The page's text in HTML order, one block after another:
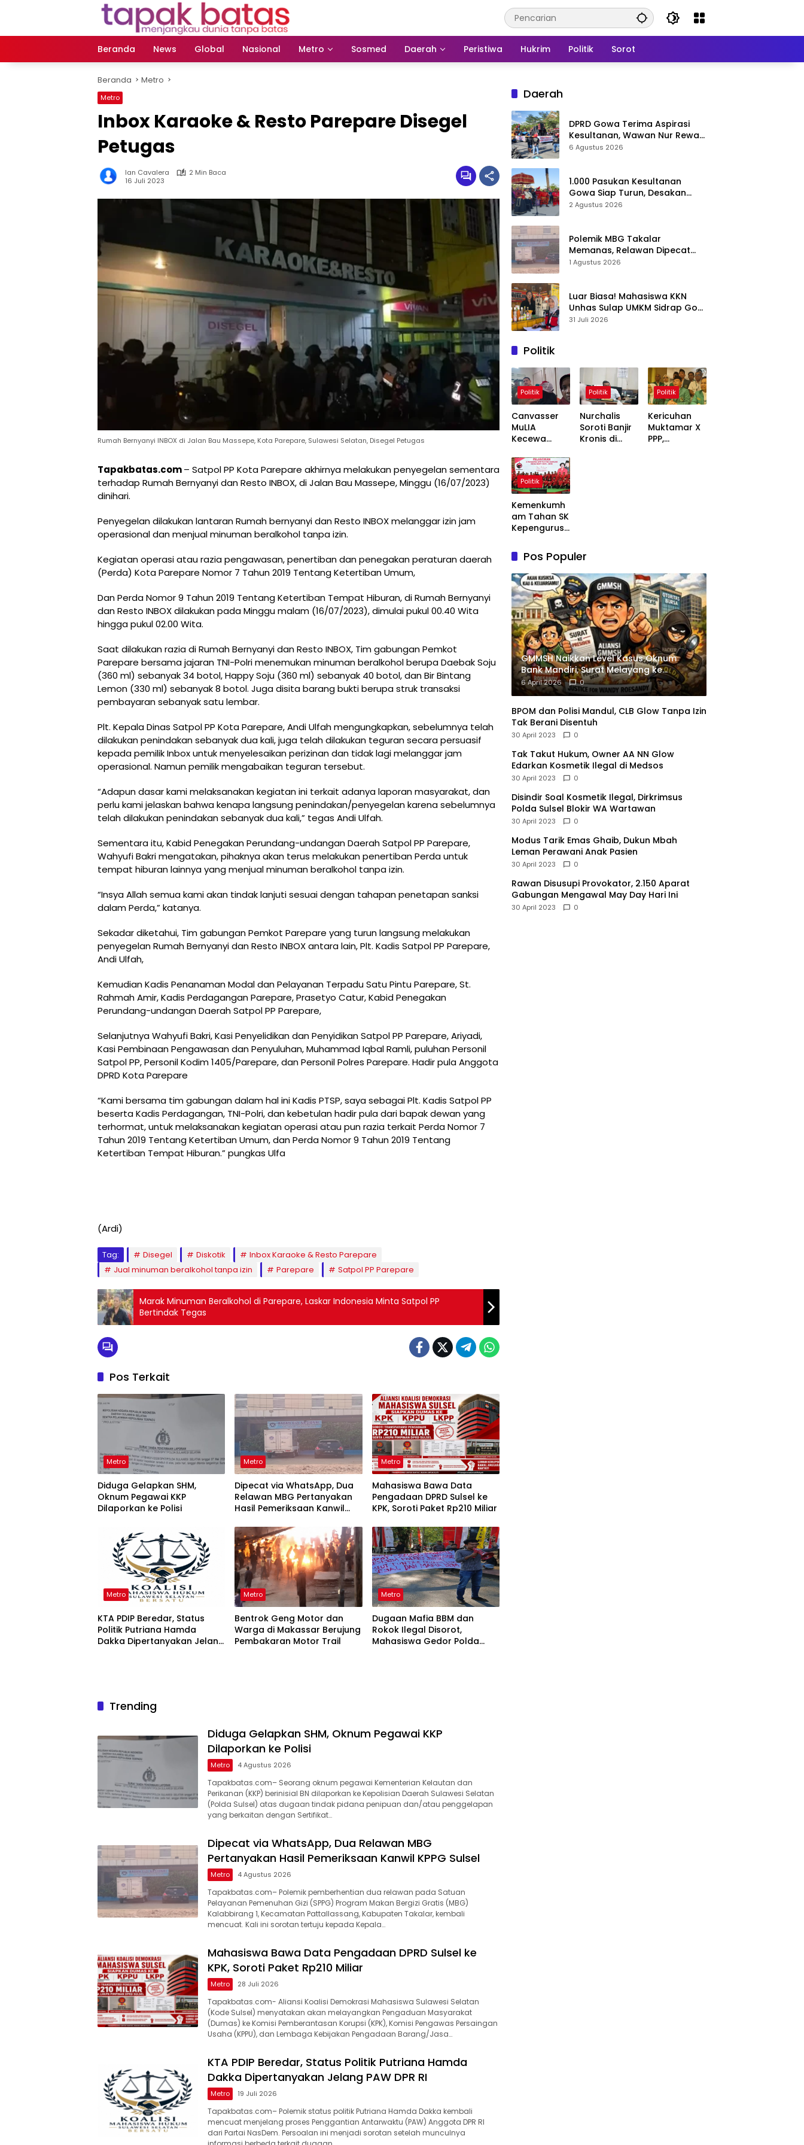
Beranda
News Global Nasional Metro Sosmed Daerah Peristiwa Hukrim Politik Sorot
Beranda Metro
Metro
Inbox Karaoke & Resto Parepare Disegel
Petugas
Ian Cavalera
2 Min Baca
16 Juli 2023
Rumah Bernyanyi INBOX di Jalan Bau Massepe, Kota Parepare, Sulawesi Selatan, Disegel Petugas
Tapakbatas.com– Satpol PP Kota Parepare akhirnya melakukan penyegelan sementara
terhadap Rumah Bernyanyi dan Resto INBOX, di Jalan Bau Massepe, Minggu (16/07/2023)
dinihari.
Penyegelan dilakukan lantaran Rumah bernyanyi dan Resto INBOX melanggar izin jam
operasional dan menjual minuman beralkohol tanpa izin.
Kegiatan operasi atau razia pengawasan, penertiban dan penegakan peraturan daerah
(Perda) Kota Parepare Nomor 7 Tahun 2019 Tentang Ketertiban Umum,
Dan Perda Nomor 9 Tahun 2019 Tentang Ketertiban Tempat Hiburan, di Rumah Bernyanyi
dan Resto INBOX dilakukan pada Minggu malam (16/07/2023), dimulai pukul 00.40 Wita
hingga pukul 02.00 Wita.
Saat dilakukan razia di Rumah Bernyanyi dan Resto INBOX, Tim gabungan Pemkot
Parepare bersama jajaran TNI-Polri menemukan minuman beralkohol berupa Daebak Soju
(360 ml) sebanyak 34 botol, Happy Soju (360 ml) sebanyak 40 botol, dan Bir Bintang
Lemon (330 ml) sebanyak 8 botol. Juga disita barang bukti berupa struk transaksi
pembayaran sebanyak satu lembar.
Plt. Kepala Dinas Satpol PP Kota Parepare, Andi Ulfah mengungkapkan, sebelumnya telah
dilakukan penindakan sebanyak dua kali, juga telah dilakukan teguran secara persuasif
kepada pemilik Inbox untuk menyelesaikan perizinan dan tidak lagi melanggar jam
operasional. Namun pemilik mengabaikan teguran tersebut.
“Adapun dasar kami melaksanakan kegiatan ini terkait adanya laporan masyarakat, dan
perlu kami jelaskan bahwa kenapa langsung penindakan/penyegelan karena sebelumnya
telah dilakukan penindakan sebanyak dua kali,” tegas Andi Ulfah.
Sementara itu, Kabid Penegakan Perundang-undangan Daerah Satpol PP Parepare,
Wahyufi Bakri mengatakan, pihaknya akan terus melakukan penertiban Perda untuk
tempat hiburan lainnya yang menjual minuman beralkohol tanpa izin.
“Insya Allah semua kami akan tindak lanjuti sesuai dengan tahapan penetapan sanksi
dalam Perda,” katanya.
Sekadar diketahui, Tim gabungan Pemkot Parepare yang turun langsung melakukan
penyegelan Rumah Bernyanyi dan Resto INBOX antara lain, Plt. Kadis Satpol PP Parepare,
Andi Ulfah,
Kemudian Kadis Penanaman Modal dan Pelayanan Terpadu Satu Pintu Parepare, St.
Rahmah Amir, Kadis Perdagangan Parepare, Prasetyo Catur, Kabid Penegakan
Perundang-undangan Daerah Satpol PP Parepare,
Selanjutnya Wahyufi Bakri, Kasi Penyelidikan dan Penyidikan Satpol PP Parepare, Ariyadi,
Kasi Pembinaan Pengawasan dan Penyuluhan, Muhammad Iqbal Ramli, puluhan Personil
Satpol PP, Personil Kodim 1405/Parepare, dan Personil Polres Parepare. Hadir pula Anggota
DPRD Kota Parepare
“Kami bersama tim gabungan dalam hal ini Kadis PTSP, saya sebagai Plt. Kadis Satpol PP
beserta Kadis Perdagangan, TNI-Polri, dan kebetulan hadir pula dari bapak dewan yang
terhormat, untuk melaksanakan kegiatan operasi atau pun razia terkait Perda Nomor 7
Tahun 2019 Tentang Ketertiban Umum, dan Perda Nomor 9 Tahun 2019 Tentang
Ketertiban Tempat Hiburan.” pungkas Ulfa
(Ardi)
Tag: Disegel Diskotik
Inbox Karaoke & Resto Parepare
Jual minuman beralkohol tanpa izin
Parepare Satpol PP Parepare
Marak Minuman Beralkohol di Parepare, Laskar Indonesia Minta Satpol PP
Bertindak Tegas
Pos Terkait
Metro
Diduga Gelapkan SHM,
Oknum Pegawai KKP
Dilaporkan ke Polisi
Metro
Dipecat via WhatsApp, Dua
Relawan MBG Pertanyakan
Hasil Pemeriksaan Kanwil
Metro
Mahasiswa Bawa Data
Pengadaan DPRD Sulsel ke
KPK, Soroti Paket Rp210 Miliar
Metro
KTA PDIP Beredar, Status
Politik Putriana Hamda
Dakka Dipertanyakan Jelang
Metro
Bentrok Geng Motor dan
Warga di Makassar Berujung
Pembakaran Motor Trail
Metro
Dugaan Mafia BBM dan
Rokok Ilegal Disorot,
Mahasiswa Gedor Polda
Trending
Diduga Gelapkan SHM, Oknum Pegawai KKP
Dilaporkan ke Polisi
Metro 4 Agustus 2026
Tapakbatas.com– Seorang oknum pegawai Kementerian Kelautan dan
Perikanan (KKP) berinisial BN dilaporkan ke Kepolisian Daerah Sulawesi Selatan
(Polda Sulsel) atas dugaan tindak pidana penipuan dan/atau penggelapan
yang berkaitan dengan Sertifikat…
Dipecat via WhatsApp, Dua Relawan MBG
Pertanyakan Hasil Pemeriksaan Kanwil KPPG Sulsel
Metro 4 Agustus 2026
Tapakbatas.com– Polemik pemberhentian dua relawan pada Satuan
Pelayanan Pemenuhan Gizi (SPPG) Program Makan Bergizi Gratis (MBG)
Kalabbirang 1, Kecamatan Pattallassang, Kabupaten Takalar, kembali
mencuat. Kali ini sorotan tertuju kepada Kepala…
Mahasiswa Bawa Data Pengadaan DPRD Sulsel ke
KPK, Soroti Paket Rp210 Miliar
Metro 28 Juli 2026
Tapakbatas.com- Aliansi Koalisi Demokrasi Mahasiswa Sulawesi Selatan
(Kode Sulsel) menyatakan akan melayangkan Pengaduan Masyarakat
(Dumas) ke Komisi Pemberantasan Korupsi (KPK), Komisi Pengawas Persaingan
Usaha (KPPU), dan Lembaga Kebijakan Pengadaan Barang/Jasa…
KTA PDIP Beredar, Status Politik Putriana Hamda
Dakka Dipertanyakan Jelang PAW DPR RI
Metro 19 Juli 2026
Tapakbatas.com– Polemik status politik Putriana Hamda Dakka kembali
mencuat menjelang proses Penggantian Antarwaktu (PAW) Anggota DPR RI
dari Partai NasDem. Persoalan ini menjadi sorotan setelah munculnya
Daerah
DPRD Gowa Terima Aspirasi
Kesultanan, Wawan Nur Rewa
Apresiasi Polresta Gowa
6 Agustus 2026
1.000 Pasukan Kesultanan
Gowa Siap Turun, Desakan
Cabut Perda LAD Menguat
2 Agustus 2026
Polemik MBG Takalar
Memanas, Relawan Dipecat
Sepihak? BGN Mulai Bongkar
1 Agustus 2026
Luar Biasa! Mahasiswa KKN
Unhas Sulap UMKM Sidrap Go
Digital dalam Hitungan Hari
31 Juli 2026
Politik
Politik
Canvasser
MuLIA
Kecewa
Respons
Appi Soal
RT/RW Dinilai
Menyinggung
Politik
Nurchalis
Soroti Banjir
Kronis di
Politik
Kericuhan
Muktamar X
PPP,
Politik
Kemenkumh
am Tahan SK
Kepengurusa
Tunggu
Kelengkapan
Administrasi
Pos Populer
GMMSH Naikkan Level Kasus Oknum
Bank Mandiri, Surat Melayang ke
Presiden
6 April 2026 0
BPOM dan Polisi Mandul, CLB Glow Tanpa Izin
Tak Berani Disentuh
30 April 2023 0
Tak Takut Hukum, Owner AA NN Glow
Edarkan Kosmetik Ilegal di Medsos
30 April 2023 0
Disindir Soal Kosmetik Ilegal, Dirkrimsus
Polda Sulsel Blokir WA Wartawan
30 April 2023 0
Modus Tarik Emas Ghaib, Dukun Mbah
Leman Perawani Anak Pasien
30 April 2023 0
Rawan Disusupi Provokator, 2.150 Aparat
Gabungan Mengawal May Day Hari Ini
30 April 2023 0